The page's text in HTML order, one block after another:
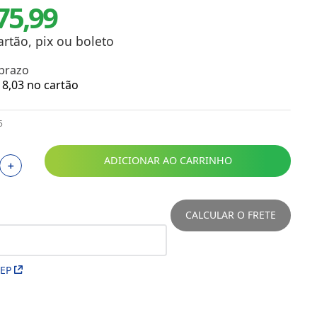
Toalhas
Troféus
Vasos
Papéis para Sublimação
Prensas
pix ou boleto
8,03 no cartão
＋ ADICIONAR AO CARRINHO
CALCULAR O FRETE